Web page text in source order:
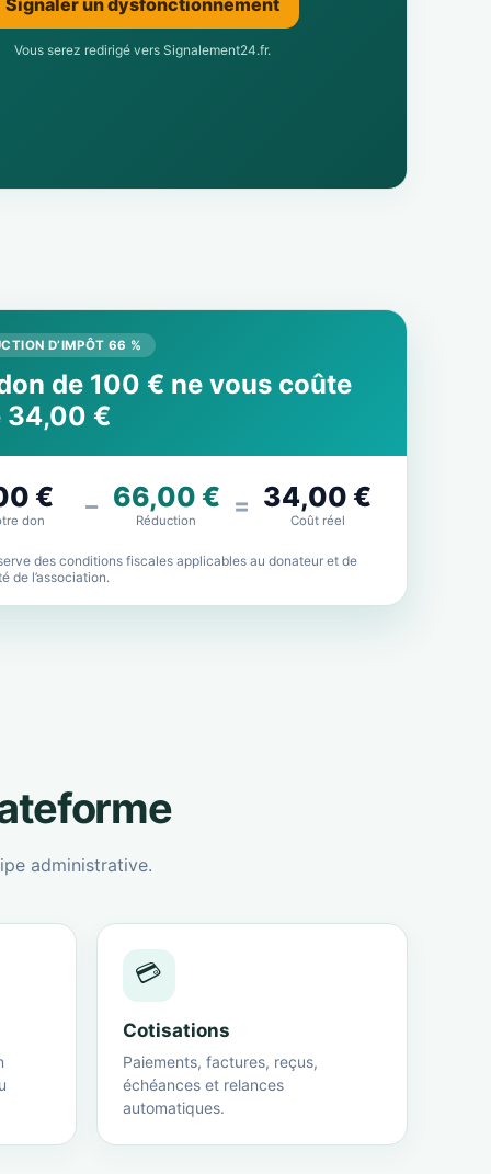
Vous serez redirigé vers Signalement24.fr.
D’IMPÔT 66 %
de 100 € ne vous coûte
34,00 €
€
don
− 66,00 €
Réduction
= 34,00 €
Coût réel
des conditions fiscales applicables au donateur et de
de l’association.
administrative.
💳
Cotisations
Paiements, factures, reçus,
échéances et relances
automatiques.